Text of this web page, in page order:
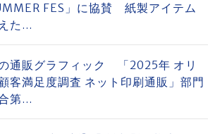
FES」に協賛 紙製アイテム
た...
通販グラフィック 「2025年 オリ
客満足度調査 ネット印刷通販」部門
第...